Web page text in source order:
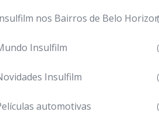
nos Bairros de Belo
Insulfilm
Insulfilm
automotivas